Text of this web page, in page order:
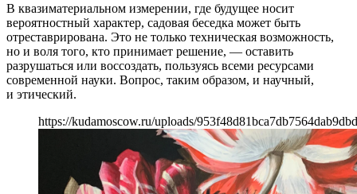
В квазиматериальном измерении, где будущее носит
вероятностный характер, садовая беседка может быть
отреставрирована. Это не только техническая возможность,
но и воля того, кто принимает решение, — оставить
разрушаться или воссоздать, пользуясь всеми ресурсами
современной науки. Вопрос, таким образом, и научный,
и этический.
https://kudamoscow.ru/uploads/